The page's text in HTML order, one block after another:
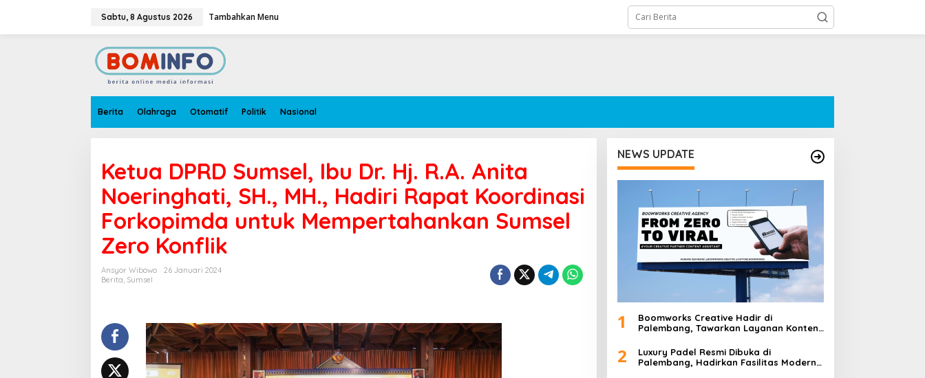
a
Sabtu, 8 Agustus 2026 Tambahkan Menu
Berita Olahraga Otomatif Politik Nasional
Ketua DPRD Sumsel, Ibu Dr. Hj. R.A. Anita
Noeringhati, SH., MH., Hadiri Rapat Koordinasi
Forkopimda untuk Mempertahankan Sumsel
Zero Konflik
Ansyor Wibowo
26 Januari 2024
Berita, Sumsel
NEWS UPDATE
1
Boomworks Creative Hadir di
Palembang, Tawarkan Layanan Konten
Creator
2
Luxury Padel Resmi Dibuka di
Palembang, Hadirkan Fasilitas Modern